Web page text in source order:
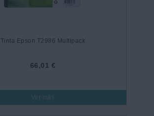
Tinta Epson T2986 Multipack
66,01 €
Ver más